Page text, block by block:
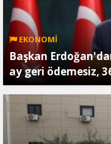
EKONOMİ
Başkan
ay geri ödemesiz,